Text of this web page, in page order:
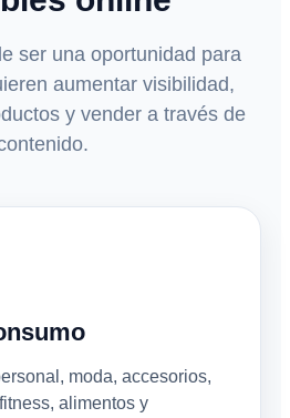
ser una oportunidad para
aumentar visibilidad,
y vender a través de
moda, accesorios,
alimentos y